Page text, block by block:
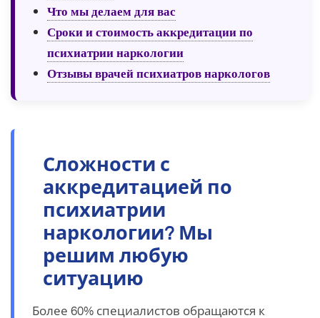
Что мы делаем для вас
Сроки и стоимость аккредитации по
психиатрии наркологии
Отзывы врачей психиатров наркологов
Сложности с
аккредитацией по
психиатрии
наркологии? Мы
решим любую
ситуацию
Более 60% специалистов обращаются к